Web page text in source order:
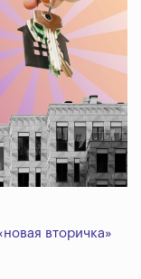
вторичка»